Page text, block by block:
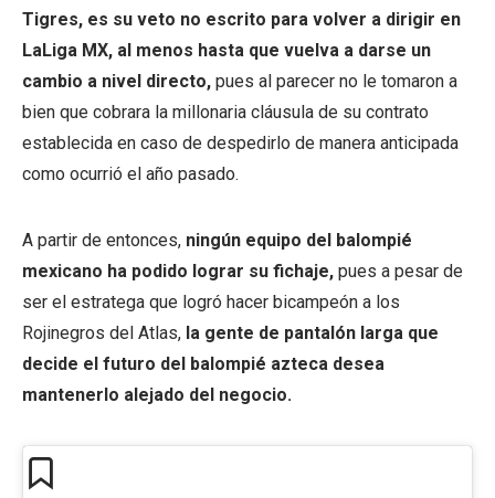
Tigres, es su veto no escrito para volver a dirigir en
LaLiga MX, al menos hasta que vuelva a darse un
cambio a nivel directo, pues al parecer no le tomaron a
bien que cobrara la millonaria cláusula de su contrato
establecida en caso de despedirlo de manera anticipada
como ocurrió el año pasado.
A partir de entonces, ningún equipo del balompié
mexicano ha podido lograr su fichaje, pues a pesar de
ser el estratega que logró hacer bicampeón a los
Rojinegros del Atlas, la gente de pantalón larga que
decide el futuro del balompié azteca desea
mantenerlo alejado del negocio.